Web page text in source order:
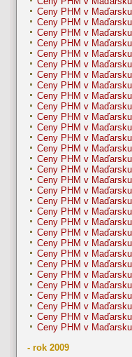
Ceny PHM v
Ceny PHM v
Ceny PHM v
Ceny PHM v
Ceny PHM v
Ceny PHM v
Ceny PHM v
Ceny PHM v
Ceny PHM v
Ceny PHM v
Ceny PHM v
Ceny PHM v
Ceny PHM v
Ceny PHM v
Ceny PHM v
Ceny PHM v
Ceny PHM v
Ceny PHM v
Ceny PHM v
Ceny PHM v
Ceny PHM v
Ceny PHM v
Ceny PHM v
Ceny PHM v
Ceny PHM v
Ceny PHM v
Ceny PHM v
Ceny PHM v
Ceny PHM v
Ceny PHM v
Ceny PHM v
- rok 2009